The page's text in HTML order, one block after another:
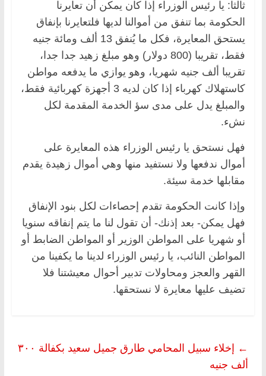
ثالثا: يا رئيس الوزراء إذا كان يمكن أن تعايرنا
الحكومة بما تنفق من أموالنا لديها فلتعايرنا بإنفاق
يستحق المعايرة، فكل ما يُنفق 13 ألف ومائة جنيه
فقط، تقريبا (800 دولار) وهو مبلغ زهيد جدا جدا،
تقريبا ألف جنيه شهريا، وهو يوازي ما يدفعه مواطن
كاستهلاك كهرباء إذا كان لديه 3 أجهزة كهربائية فقط،
والمبلغ يدل على مدى سؤ الخدمة المقدمة لكل
نشء.
فهل نستحق يا رئيس الوزراء هذه المعايرة على
أموال ندفعها ولا نستفيد منها وهي أموال زهيدة يقدم
مقابلها خدمة سيئة.
وإذا كانت الحكومة تقدم إحصاءات لكل بنود الإنفاق
فهل يمكن- بعد إذنك- أن تقول لنا ما يتم إنفاقه سنويا
أو شهريا على المواطن الوزير أو المواطن الضابط أو
المواطن النائب، يا رئيس الوزراء لدينا ما يكفينا من
القهر والعجز ومحاولات تدبير أحوال معيشتنا فلا
تضيف عليها معايرة لا نستحقها.
←
إخلاء سبيل المحامي طارق جميل سعيد بكفالة ٣٠٠
ألف جنيه